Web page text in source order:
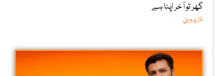
گھر تو آخر اپنا ہے
ناز پروین